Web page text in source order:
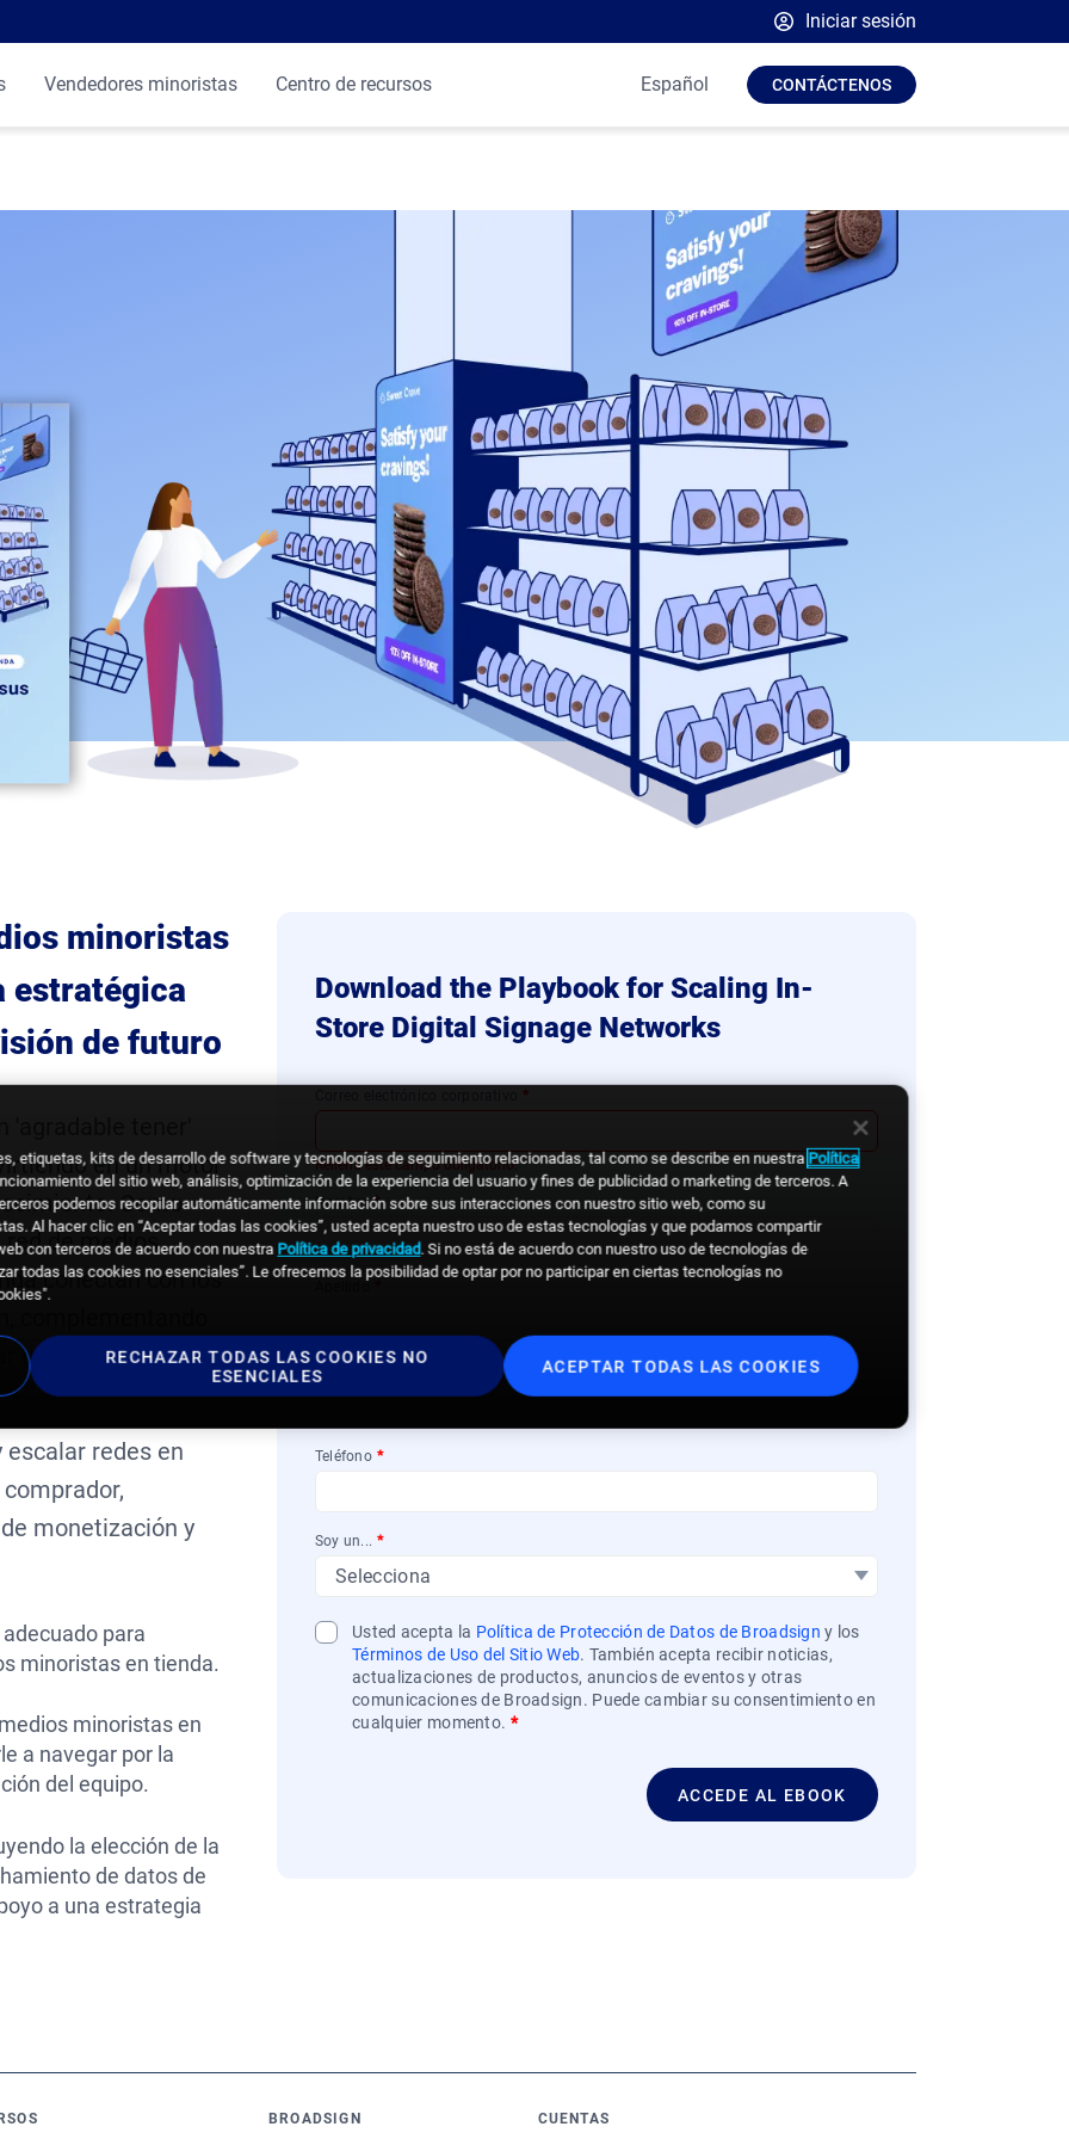
Iniciar sesión
Plataforma Broadsign
Broadsign Community
Vendedores minoristas Centro de recursos Español CONTÁCTENOS
minoristas
estratégica
de futuro
tener'
en un motor
Como
de medios
conectan con los
complementando
un recorrido de
redes en
monetización y
para
minoristas en tienda.
minoristas en
a navegar por la
del equipo.
la elección de la
de datos de
a una estrategia
Download the Playbook for Scaling In-
Store Digital Signage Networks
*
Rellena este campo obligatorio.
Nombre *
Apellido
Compañia
Teléfono *
Soy un... *
Usted acepta la Política de Protección de Datos de Broadsign y los
Términos de Uso del Sitio Web. También acepta recibir noticias,
actualizaciones de productos, anuncios de eventos y otras
comunicaciones de Broadsign. Puede cambiar su consentimiento en
cualquier momento. *
BROADSIGN CUENTAS
etiquetas, kits de desarrollo de software y tecnologías de seguimiento relacionadas, tal como se describe en nuestra Política
del sitio web, análisis, optimización de la experiencia del usuario y fines de publicidad o marketing de terceros. A
podemos recopilar automáticamente información sobre sus interacciones con nuestro sitio web, como su
Al hacer clic en “Aceptar todas las cookies”, usted acepta nuestro uso de estas tecnologías y que podamos compartir
con terceros de acuerdo con nuestra Política de privacidad. Si no está de acuerdo con nuestro uso de tecnologías de
todas las cookies no esenciales”. Le ofrecemos la posibilidad de optar por no participar en ciertas tecnologías no
RECHAZAR TODAS LAS COOKIES NO
ESENCIALES
ACEPTAR TODAS LAS COOKIES